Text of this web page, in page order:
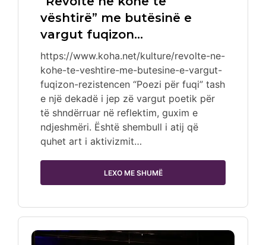
vështirë” me butësinë e
vargut fuqizon…
https://www.koha.net/kulture/revolte-ne-
kohe-te-veshtire-me-butesine-e-vargut-
fuqizon-rezistencen “Poezi për fuqi” tash
e një dekadë i jep zë vargut poetik për
të shndërruar në reflektim, guxim e
ndjeshmëri. Është shembull i atij që
quhet art i aktivizmit…
LEXO ME SHUMË